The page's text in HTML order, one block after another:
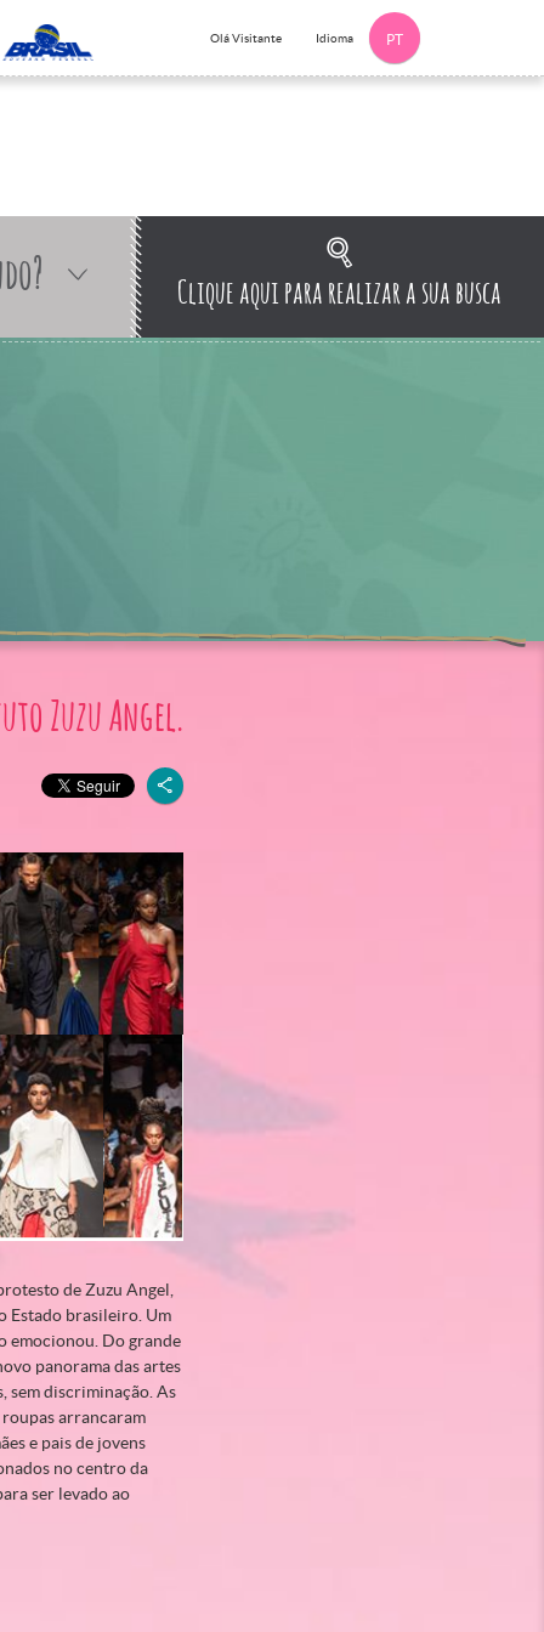
Olá Visitante Idioma PT
Clique aqui para realizar a sua busca
Zuzu Angel.
de Zuzu Angel,
Estado brasileiro. Um
emocionou. Do grande
panorama das artes
sem discriminação. As
arrancaram
e pais de jovens
no centro da
ser levado ao